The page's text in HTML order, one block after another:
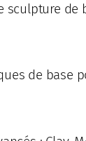
sculpture de
de base